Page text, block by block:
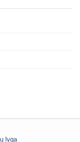
lyga